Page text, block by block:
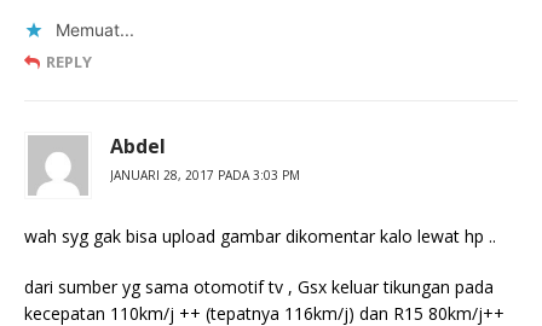
Memuat...
REPLY
Abdel
JANUARI 28, 2017 PADA 3:03 PM
wah syg gak bisa upload gambar dikomentar kalo lewat hp ..
dari sumber yg sama otomotif tv , Gsx keluar tikungan pada
kecepatan 110km/j ++ (tepatnya 116km/j) dan R15 80km/j++